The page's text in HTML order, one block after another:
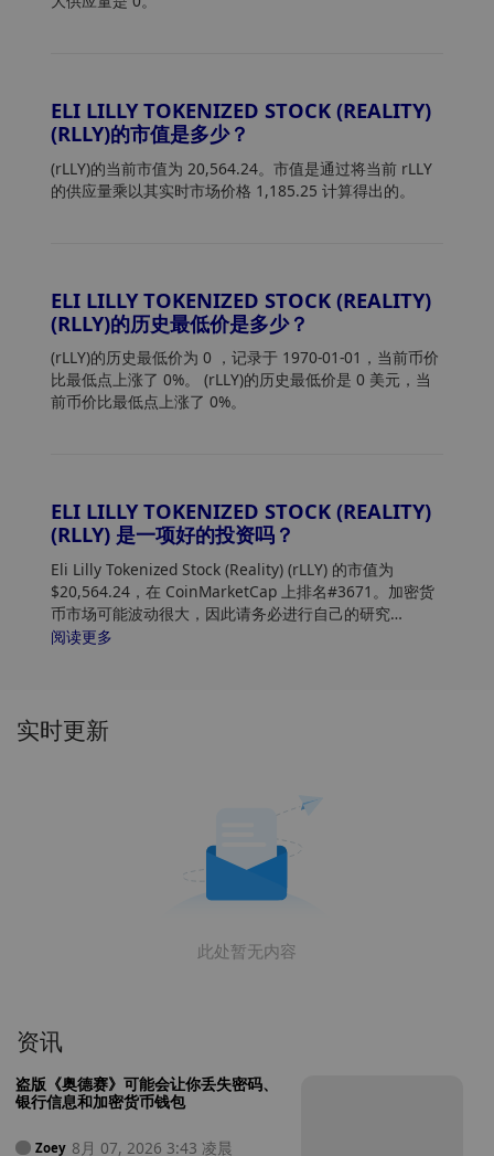
ELI LILLY TOKENIZED STOCK (REALITY)
(RLLY)的市值是多少？
(rLLY)的当前市值为 20,564.24。市值是通过将当前 rLLY
的供应量乘以其实时市场价格 1,185.25 计算得出的。
ELI LILLY TOKENIZED STOCK (REALITY)
(RLLY)的历史最低价是多少？
(rLLY)的历史最低价为 0 ，记录于 1970-01-01，当前币价
比最低点上涨了 0%。 (rLLY)的历史最低价是 0 美元，当
前币价比最低点上涨了 0%。
ELI LILLY TOKENIZED STOCK (REALITY)
(RLLY) 是一项好的投资吗？
Eli Lilly Tokenized Stock (Reality) (rLLY) 的市值为
$20,564.24，在 CoinMarketCap 上排名#3671。加密货
币市场可能波动很大，因此请务必进行自己的研究
(DYOR) 并评估您的风险承受能力。此外，分析 Eli Lilly
阅读更多
实时更新
此处暂无内容
资讯
盗版《奥德赛》可能会让你丢失密码、
银行信息和加密货币钱包
Zoey 8月 07, 2026 3:43 凌晨